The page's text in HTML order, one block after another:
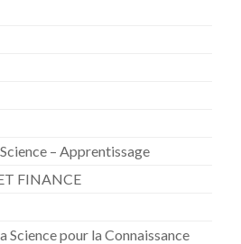
– Apprentissage
FINANCE
Science pour la Connaissance